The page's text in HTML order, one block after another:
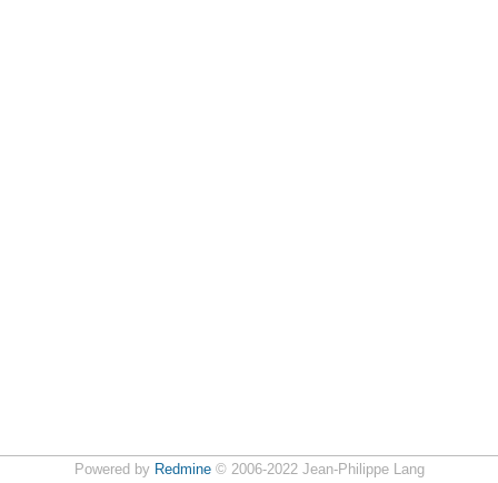
Powered by Redmine© 2006-2022 Jean-Philippe Lang